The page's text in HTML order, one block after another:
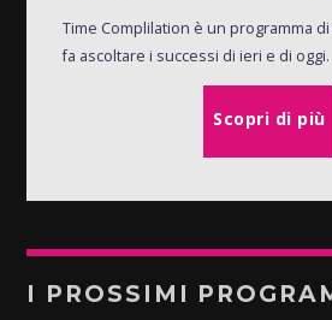
Time Complilation è un programma
fa ascoltare i successi di ieri e di oggi.
Scopri di più
I PROSSIMI